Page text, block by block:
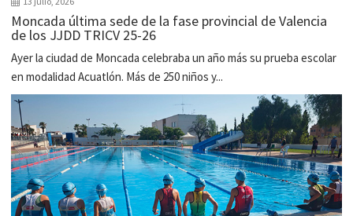
Moncada última sede de la fase provincial de Valencia
de los JJDD TRICV 25-26
Ayer la ciudad de Moncada celebraba un año más su prueba escolar
en modalidad Acuatlón. Más de 250 niños y...